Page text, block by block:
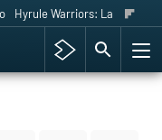
Hyrule Warriors: La Era del